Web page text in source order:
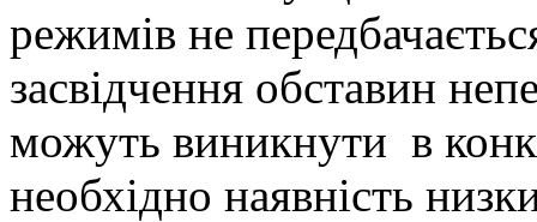
режимів не
засвідчення обставин
можуть виникнути в
необхідно наявність